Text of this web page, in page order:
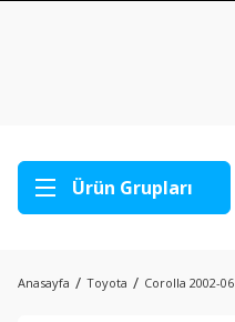
Ürün Grupları
Anasayfa Toyota Corolla 2002-06